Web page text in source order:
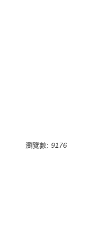
瀏覽數: 9176